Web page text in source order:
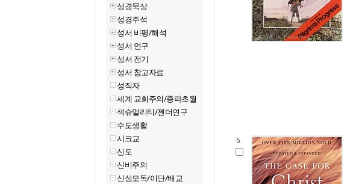
성경묵상
성경주석
성서 비평/해석
성서 연구
성서 전기
성서 참고자료
성직자
세계 교회주의/종파초월
섹슈얼리티/젠더연구
수도생활
시크교
신도
신비주의
신성모독/이단/배교
5.